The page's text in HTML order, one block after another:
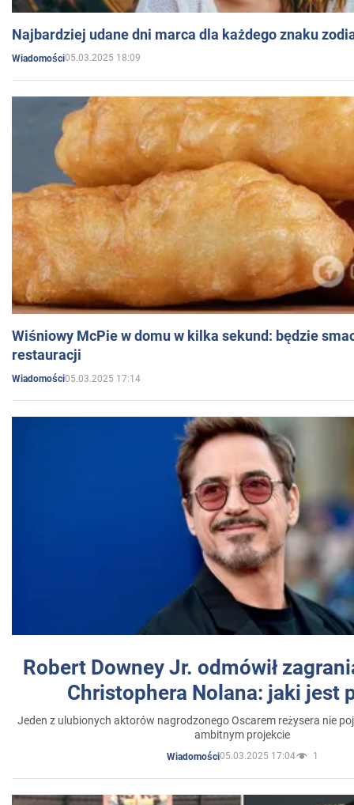
Najbardziej udane dni marca dla każdego znaku
Wiadomości05.03.2025 18:09
Wiśniowy McPie w domu w kilka sekund: będzie
restauracji
Wiadomości05.03.2025 17:14
Robert Downey Jr. odmówił
Christophera Nolana: jaki jest
Jeden z ulubionych aktorów nagrodzonego Oscarem reżysera nie
ambitnym projekcie
Wiadomości05.03.2025 17:04 1